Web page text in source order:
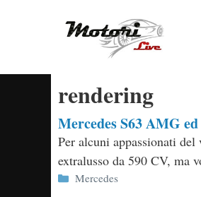
rendering
Mercedes S63 AMG
Per alcuni appassionati
extralusso da 590 CV, ma
Categorie
Mercedes